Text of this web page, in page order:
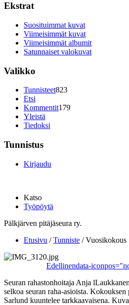
Ekstrat
Suosituimmat kuvat
Viimeisimmät kuvat
Viimeisimmät albumit
Satunnaiset valokuvat
Valikko
Tunnisteet823
Etsi
Kommentit179
Yleistä
Tiedoksi
Tunnistus
Kirjaudu
Katso
Työpöytä
Pälkjärven pitäjäseura ry.
Etusivu /Tunniste /Vuosikokous
Edellinendata-
Seuran rahastonhoitaja Anja
selkoa seuran raha-asioista. Kokouksen
Sarlund kuuntelee tarkkaavaisena.